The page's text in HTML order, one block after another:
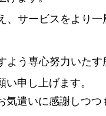
、サービスをより
う専心努力いたす
申し上げます。
遣いに感謝しつつ